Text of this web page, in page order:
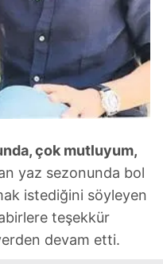
çok mutluyum,
yaz sezonunda bol
istediğini söyleyen
teşekkür
devam etti.